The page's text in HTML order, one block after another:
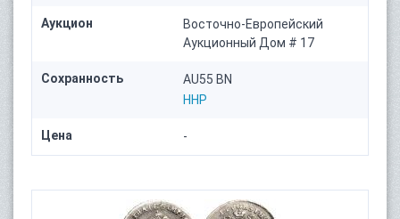
Аукцион
Восточно-Европейский
Аукционный Дом # 17
Сохранность
AU55 BN
HHP
Цена -